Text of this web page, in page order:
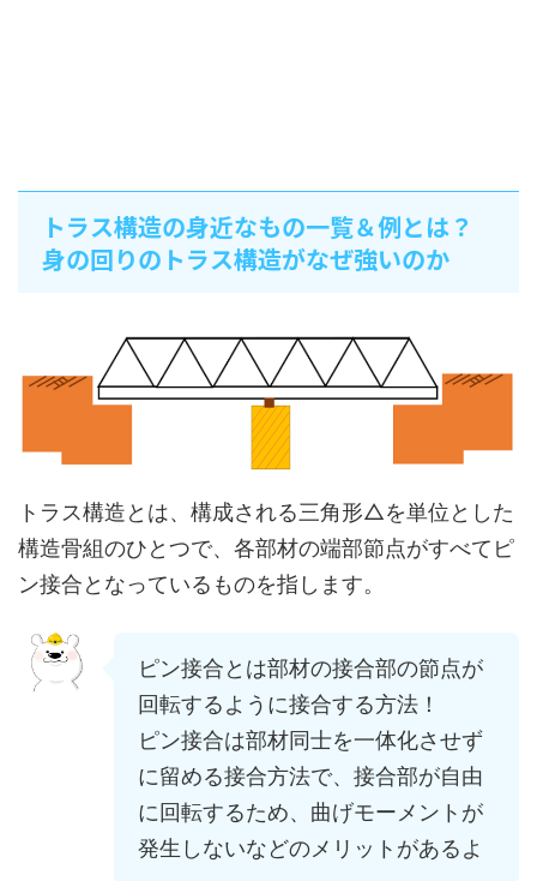
トラス構造の身近なもの一覧＆例とは？
身の回りのトラス構造がなぜ強いのか
トラス構造とは、構成される三角形△を単位とした
構造骨組のひとつで、各部材の端部節点がすべてピ
ン接合となっているものを指します。
ピン接合とは部材の接合部の節点が
回転するように接合する方法！
ピン接合は部材同士を一体化させず
に留める接合方法で、接合部が自由
に回転するため、曲げモーメントが
発生しないなどのメリットがあるよ